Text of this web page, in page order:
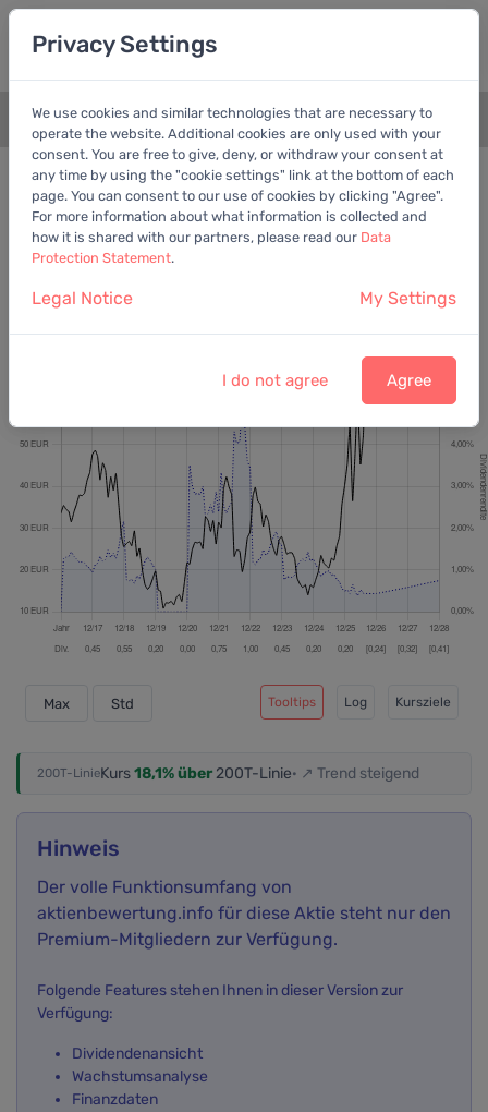
+
Bewertungschart Dividende
Empfohlen: EV/EBITDA
Salzgitter AG 54,30 EUR vom6.8.2026
Max Std Tooltips Log Kursziele
200T-LinieKurs18,1% über200T-Linie· ↗ Trend steigend
Hinweis
Der volle Funktionsumfang von
aktienbewertung.info für diese Aktie steht nur den
Premium-Mitgliedern zur Verfügung.
Folgende Features stehen Ihnen in dieser Version zur
Verfügung:
Dividendenansicht
Wachstumsanalyse
Finanzdaten
Privacy Settings
We use cookies and similar technologies that are necessary to
operate the website. Additional cookies are only used with your
consent. You are free to give, deny, or withdraw your consent at
any time by using the "cookie settings" link at the bottom of each
page. You can consent to our use of cookies by clicking "Agree".
For more information about what information is collected and
how it is shared with our partners, please read our Data
Protection Statement.
Legal Notice My Settings
I do not agree Agree